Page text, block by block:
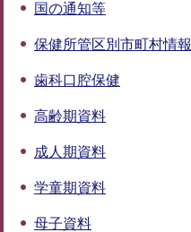
国の通知等
保健所管区別市町村情報
歯科口腔保健
高齢期資料
成人期資料
学童期資料
母子資料